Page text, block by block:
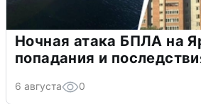
Ночная атака БПЛА на
попадания и
6 августа 0